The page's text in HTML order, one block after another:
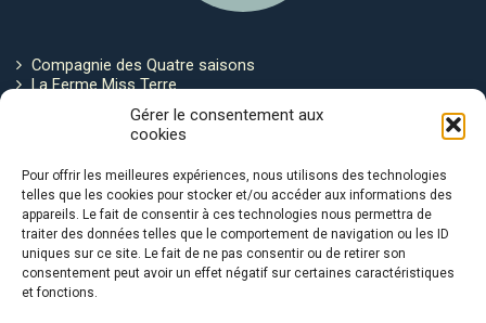
Gérer le consentement aux
cookies
Pour offrir les meilleures expériences, nous utilisons des technologies
telles que les cookies pour stocker et/ou accéder aux informations des
appareils. Le fait de consentir à ces technologies nous permettra de
traiter des données telles que le comportement de navigation ou les ID
uniques sur ce site. Le fait de ne pas consentir ou de retirer son
consentement peut avoir un effet négatif sur certaines caractéristiques
et fonctions.
Compagnie des Quatre saisons
La Ferme Miss Terre
Politique de cookies